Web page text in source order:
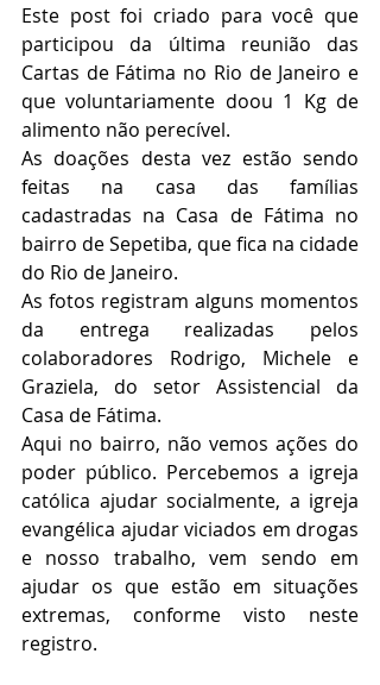
Este post foi criado para você que
participou da última reunião das
Cartas de Fátima no Rio de Janeiro e
que voluntariamente doou 1 Kg de
alimento não perecível.
As doações desta vez estão sendo
feitas na casa das famílias
cadastradas na Casa de Fátima no
bairro de Sepetiba, que fica na cidade
do Rio de Janeiro.
As fotos registram alguns momentos
da entrega realizadas pelos
colaboradores Rodrigo, Michele e
Graziela, do setor Assistencial da
Casa de Fátima.
Aqui no bairro, não vemos ações do
poder público. Percebemos a igreja
católica ajudar socialmente, a igreja
evangélica ajudar viciados em drogas
e nosso trabalho, vem sendo em
ajudar os que estão em situações
extremas, conforme visto neste
registro.